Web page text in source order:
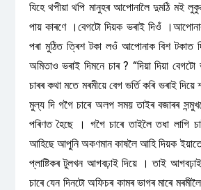
যিহে থপীয়া থপি মানুহৰ আপোনালৈ দুমঠি মই
পায় কাৰণে ।বেগটো দিয়ক ভৰাই দিওঁ
পৰা মুঠিত ত্ৰিশ টকা লওঁ আপোনাক বিশ
অমিতাও ভৰাই দিমনে চাৰ ? “দিয়া দিয়া
চাৰৰ কথা মতে মৰমীয়ে বেগ ভৰ্তি কৰি ভৰাই
মুল্য দি গগৈ চাৰে অলপ সময় তাইৰ বজাৰৰ
পৰিণত হৈছে । গগৈ চাৰে তাইলৈ তধা লাগি
আহিছে আপুনি অকণমান কাষলৈ আহি দিয়ক
প্লাষ্টিকৰ টুলখন আগবঢ়াই দিয়ে । তাই
চাৰে যেন দিনটো অফিচৰ কামৰ ভাগৰ মাৰে